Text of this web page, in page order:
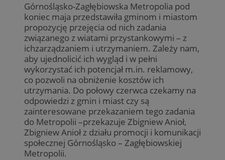
Górnośląsko-Zagłębiowska Metropolia pod
koniec maja przedstawiła gminom i miastom
propozycję przejęcia od nich zadania
związanego z wiatami przystankowymi – z
ichzarządzaniem i utrzymaniem. Zależy nam,
aby ujednolicić ich wygląd i w pełni
wykorzystać ich potencjał m.in. reklamowy,
co pozwoli na obniżenie kosztów ich
utrzymania. Do połowy czerwca czekamy na
odpowiedzi z gmin i miast czy są
zainteresowane przekazaniem tego zadania
do Metropolii –przekazuje Zbigniew Anioł,
Zbigniew Anioł z działu promocji i komunikacji
społecznej Górnośląsko – Zagłębiowskiej
Metropolii.